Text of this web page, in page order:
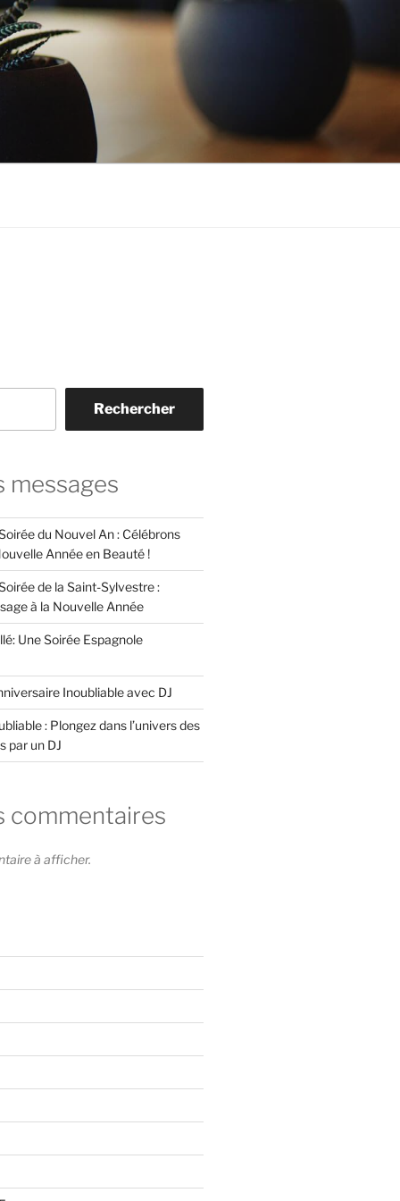
Rechercher
messages
du Nouvel An : Célébrons
Année en Beauté !
de la Saint-Sylvestre :
à la Nouvelle Année
Une Soirée Espagnole
Inoubliable avec DJ
: Plongez dans l’univers des
par un DJ
commentaires
à afficher.